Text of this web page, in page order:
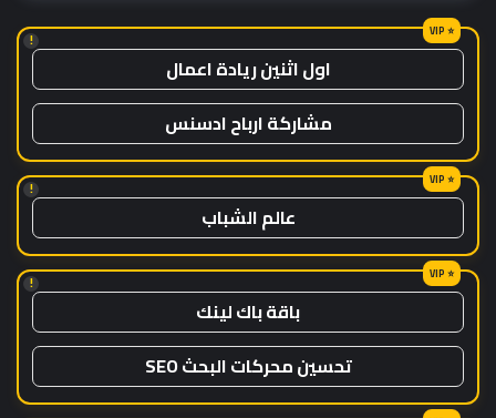
!
اول اثنين ريادة اعمال
مشاركة ارباح ادسنس
!
عالم الشباب
!
باقة باك لينك
تحسين محركات البحث SEO